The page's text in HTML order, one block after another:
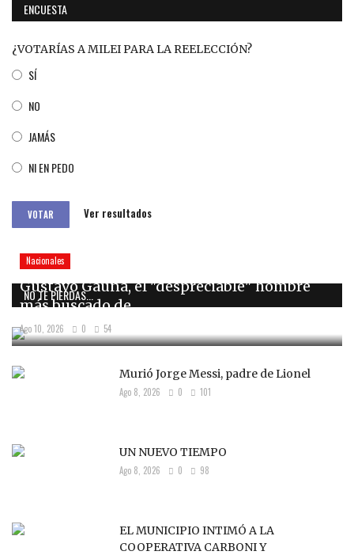
ENCUESTA
¿VOTARÍAS A MILEI PARA LA REELECCIÓN?
SÍ
NO
JAMÁS
NI EN PEDO
VOTAR Ver resultados
NO TE PIERDAS...
Nacionales
Gustavo Gauna, el "despreciable" hombre
más buscado de...
Ago 10, 2026 0 54
Murió Jorge Messi, padre de Lionel
Ago 8, 2026 0 101
UN NUEVO TIEMPO
Ago 8, 2026 0 98
EL MUNICIPIO INTIMÓ A LA
COOPERATIVA CARBONI Y